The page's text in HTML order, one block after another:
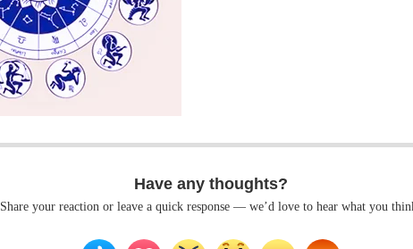
Have any thoughts?
Share your reaction or leave a quick response — we’d love to hear what you